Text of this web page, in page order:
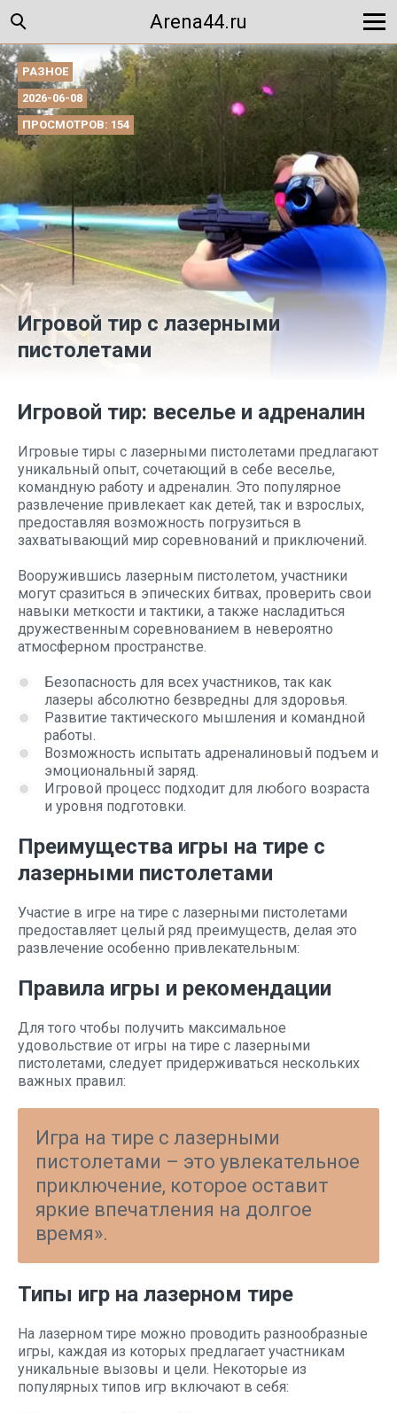
Arena44.ru
РАЗНОЕ
2026-06-08
ПРОСМОТРОВ: 154
Игровой тир с лазерными
пистолетами
Игровой тир: веселье и адреналин
Игровые тиры с лазерными пистолетами предлагают
уникальный опыт, сочетающий в себе веселье,
командную работу и адреналин. Это популярное
развлечение привлекает как детей, так и взрослых,
предоставляя возможность погрузиться в
захватывающий мир соревнований и приключений.
Вооружившись лазерным пистолетом, участники
могут сразиться в эпических битвах, проверить свои
навыки меткости и тактики, а также насладиться
дружественным соревнованием в невероятно
атмосферном пространстве.
Безопасность для всех участников, так как
лазеры абсолютно безвредны для здоровья.
Развитие тактического мышления и командной
работы.
Возможность испытать адреналиновый подъем и
эмоциональный заряд.
Игровой процесс подходит для любого возраста
и уровня подготовки.
Преимущества игры на тире с
лазерными пистолетами
Участие в игре на тире с лазерными пистолетами
предоставляет целый ряд преимуществ, делая это
развлечение особенно привлекательным:
Правила игры и рекомендации
Для того чтобы получить максимальное
удовольствие от игры на тире с лазерными
пистолетами, следует придерживаться нескольких
важных правил:
Игра на тире с лазерными
пистолетами – это увлекательное
приключение, которое оставит
яркие впечатления на долгое
время».
Типы игр на лазерном тире
На лазерном тире можно проводить разнообразные
игры, каждая из которых предлагает участникам
уникальные вызовы и цели. Некоторые из
популярных типов игр включают в себя: